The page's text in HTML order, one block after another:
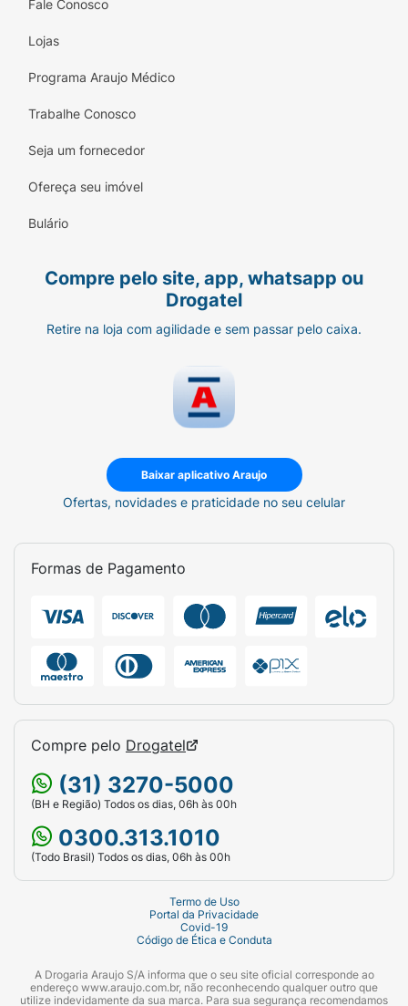
para misturar em alimentos ou oferecer
e aditivos desnecessários (Clean Label).
Ficha Técnica:
Marca:
Liquid Iron Plus (Ferro Líquido).
Indicação:Bebês e Crianças (Baby & Kids).
Morango (Aromatizante Natural).
5mg de Ferro por porção.
Fale Conosco
Lojas
Programa Araujo Médico
Trabalhe Conosco
Seja um fornecedor
Ofereça seu imóvel
Bulário
Compre pelo site, app, whatsapp ou
Drogatel
Retire na loja com agilidade e sem passar pelo caixa.
Baixar aplicativo Araujo
Ofertas, novidades e praticidade no seu celular
Formas de Pagamento
Compre pelo Drogatel
(31) 3270-5000
(BH e Região) Todos os dias, 06h às 00h
0300.313.1010
(Todo Brasil) Todos os dias, 06h às 00h
Termo de Uso
Portal da Privacidade
Covid-19
Código de Ética e Conduta
A Drogaria Araujo S/A informa que o seu site oficial corresponde ao
endereço www.araujo.com.br, não reconhecendo qualquer outro que
utilize indevidamente da sua marca. Para sua segurança recomendamos